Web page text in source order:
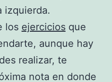
izquierda.
los ejercicios que
aunque hay
realizar, te
nota en donde